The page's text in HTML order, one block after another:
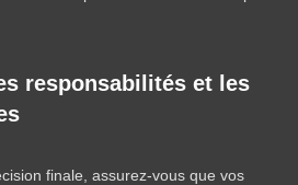
responsabilités et les
finale, assurez-vous que vos